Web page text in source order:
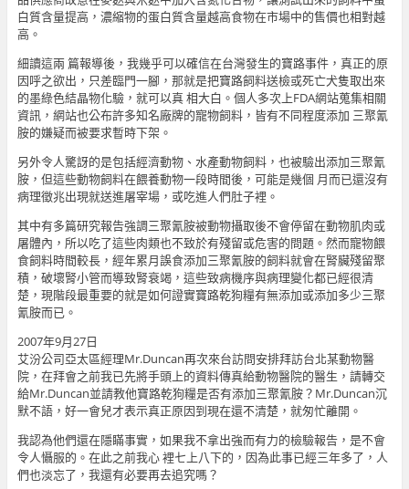
白質含量提高，濃縮物的蛋白質含量越高食物在市場中的售價也相對越
高。
細讀這兩 篇報導後，我幾乎可以確信在台灣發生的寶路事件，真正的原
因呼之欲出，只差臨門一腳，那就是把寶路飼料送檢或死亡犬隻取出來
的墨綠色結晶物化驗，就可以真 相大白。個人多次上FDA網站蒐集相關
資訊，網站也公布許多知名廠牌的寵物飼料，皆有不同程度添加 三聚氰
胺的嫌疑而被要求暫時下架。
另外令人驚訝的是包括經濟動物、水產動物飼料，也被驗出添加三聚氰
胺，但這些動物飼料在餵養動物一段時間後，可能是幾個 月而已還沒有
病理徵兆出現就送進屠宰場，或吃進人們肚子裡。
其中有多篇研究報告強調三聚氰胺被動物攝取後不會停留在動物肌肉或
屠體內，所以吃了這些肉類也不致於有殘留或危害的問題。然而寵物餵
食飼料時間較長，經年累月誤食添加三聚氰胺的飼料就會在腎臟殘留聚
積，破壞腎小管而導致腎衰竭，這些致病機序與病理變化都已經很清
楚，現階段最重要的就是如何證實寶路乾狗糧有無添加或添加多少三聚
氰胺而已。
2007年9月27日
艾汾公司亞太區經理Mr.Duncan再次來台訪問安排拜訪台北某動物醫
院，在拜會之前我已先將手頭上的資料傳真給動物醫院的醫生，請轉交
給Mr.Duncan並請教他寶路乾狗糧是否有添加三聚氰胺？Mr.Duncan沉
默不語，好一會兒才表示真正原因到現在還不清楚，就匆忙離開。
我認為他們還在隱瞞事實，如果我不拿出強而有力的檢驗報告，是不會
令人懾服的。在此之前我心 裡七上八下的，因為此事已經三年多了，人
們也淡忘了，我還有必要再去追究嗎？